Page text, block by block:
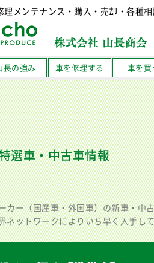
理メンテナンス・購入・売却・各種相
長の強み 車を修理する 車を買
選車・中古車情報
カー（国産車・外国車）の新車・中
ネットワークによりいち早く入手し